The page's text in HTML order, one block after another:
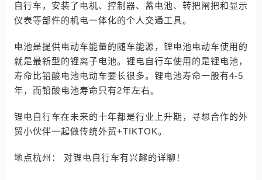
自行车，安装了电机、控制器、蓄电池、转把闸把和显示
仪表等部件的机电一体化的个人交通工具。
电池是提供电动车能量的随车能源，锂电池电动车使用的
就是最新型的锂离子电池。锂电自行车使用的是锂电池，
寿命比铅酸电池电动车要长很多。锂电池寿命一般有4-5
年，而铅酸电池寿命只有2年左右。
锂电自行车在未来的十年都是行业上升期，寻想合作的外
贸小伙伴一起做传统外贸+TIKTOK。
地点杭州： 对锂电自行车有兴趣的详聊！